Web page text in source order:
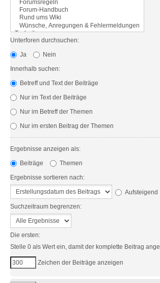
Unterforen durchsuchen:
Ja
Nein
Innerhalb suchen:
Betreff und Text der Beiträge
Nur im Text der Beiträge
Nur im Betreff der Themen
Nur im ersten Beitrag der Themen
Ergebnisse anzeigen als:
Beiträge
Themen
Ergebnisse sortieren nach:
Aufsteigend
Suchzeitraum begrenzen:
Die ersten:
Stelle 0 als Wert ein, damit der komplette Beitrag
Zeichen der Beiträge anzeigen